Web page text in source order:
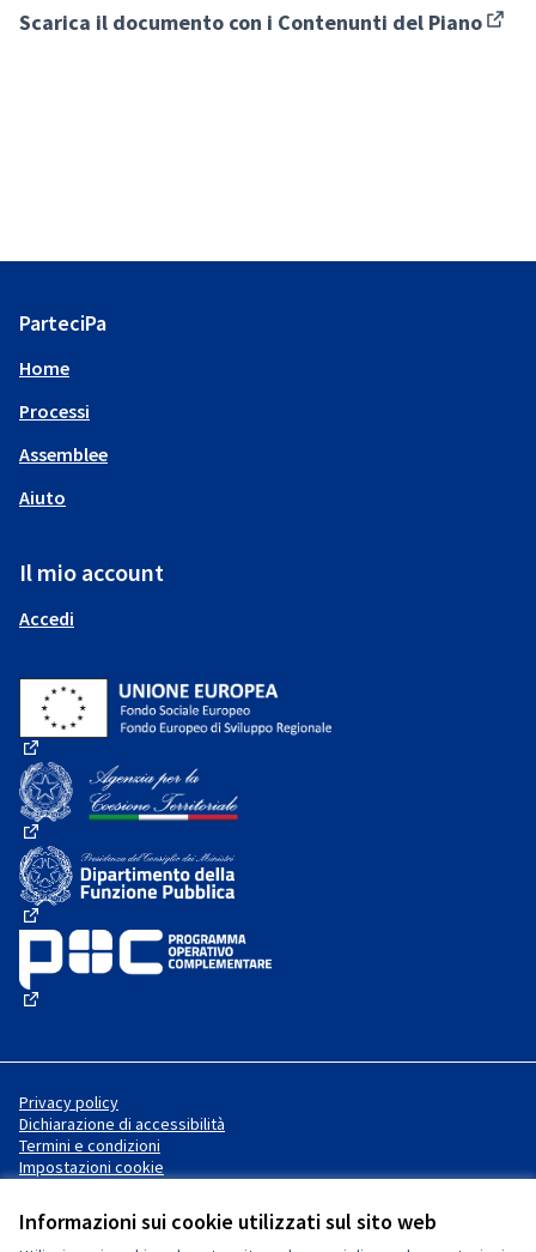
Informazioni sui cookie utilizzati sul sito web
Scarica il documento con i Contenunti del Piano
ParteciPa
Home
Processi
Assemblee
Aiuto
Il mio account
Accedi
(Collegamento esterno)
(Collegamento esterno)
(Collegamento esterno)
Privacy policy
Dichiarazione di accessibilità
Termini e condizioni
Impostazioni cookie